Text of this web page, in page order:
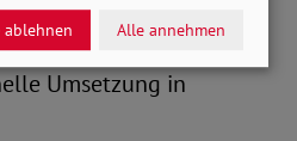
faire Entgeltstrukturen
abschließend. Der
Umsetzung in
ablehnen Alle annehmen